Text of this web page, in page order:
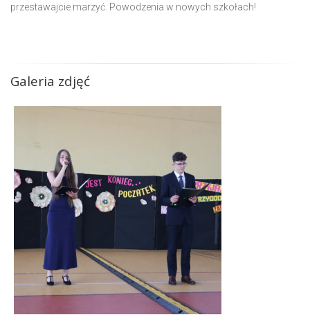
przestawajcie marzyć. Powodzenia w nowych szkołach!
Galeria zdjęć